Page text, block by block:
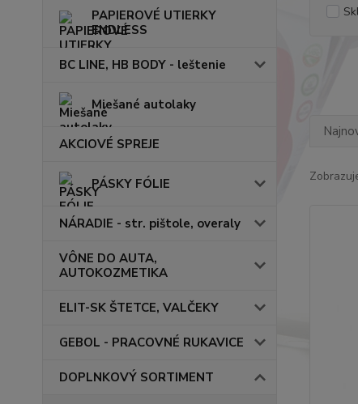
PAPIEROVÉ UTIERKY
ENDLESS
BC LINE, HB BODY - leštenie
Miešané autolaky
AKCIOVÉ SPREJE
PÁSKY FÓLIE
NÁRADIE - str. pištole, overaly
VÔNE DO AUTA,
AUTOKOZMETIKA
ELIT-SK ŠTETCE, VALČEKY
GEBOL - PRACOVNÉ RUKAVICE
DOPLNKOVÝ SORTIMENT